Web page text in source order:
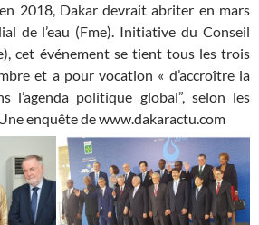
2018, Dakar devrait abriter en mars
de l’eau (Fme). Initiative du Conseil
cet événement se tient tous les trois
et a pour vocation « d’accroître la
l’agenda politique global”, selon les
enquête de www.dakaractu.com